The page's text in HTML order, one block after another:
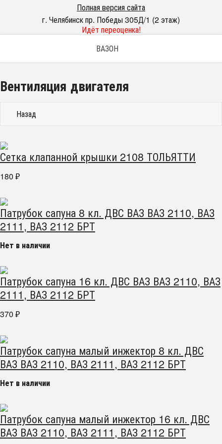
Полная версия сайта
г. Челябинск пр. Победы 305Д/1 (2 этаж)
Идёт переоценка!
ВАЗОН
Вентиляция двигателя
Назад
Сетка клапанной крышки 2108 ТОЛЬЯТТИ
180 ₽
Патрубок сапуна 8 кл. ДВС ВАЗ ВАЗ 2110, ВАЗ
2111, ВАЗ 2112 БРТ
Нет в наличии
Патрубок сапуна 16 кл. ДВС ВАЗ ВАЗ 2110, ВАЗ
2111, ВАЗ 2112 БРТ
370 ₽
Патрубок сапуна малый инжектор 8 кл. ДВС
ВАЗ ВАЗ 2110, ВАЗ 2111, ВАЗ 2112 БРТ
Нет в наличии
Патрубок сапуна малый инжектор 16 кл. ДВС
ВАЗ ВАЗ 2110, ВАЗ 2111, ВАЗ 2112 БРТ